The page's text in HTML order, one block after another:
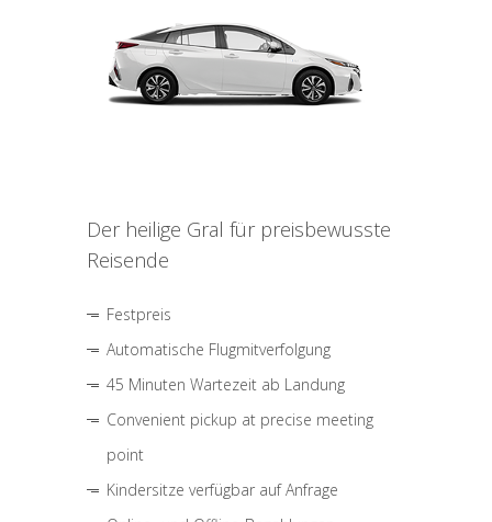
Der heilige Gral für preisbewusste
Reisende
Festpreis
Automatische Flugmitverfolgung
45 Minuten Wartezeit ab Landung
Convenient pickup at precise meeting
point
Kindersitze verfügbar auf Anfrage